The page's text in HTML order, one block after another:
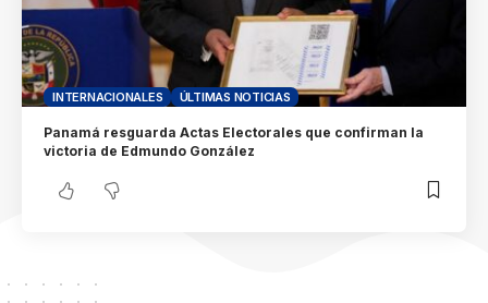
INTERNACIONALES ÚLTIMAS NOTICIAS
Panamá resguarda Actas Electorales que confirman la
victoria de Edmundo González